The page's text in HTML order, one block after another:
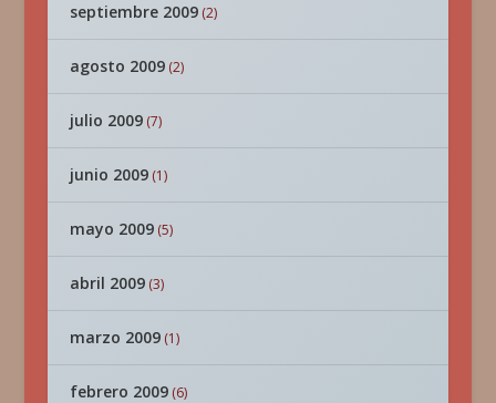
septiembre 2009(2)
agosto 2009(2)
julio 2009(7)
junio 2009(1)
mayo 2009(5)
abril 2009(3)
marzo 2009(1)
febrero 2009(6)